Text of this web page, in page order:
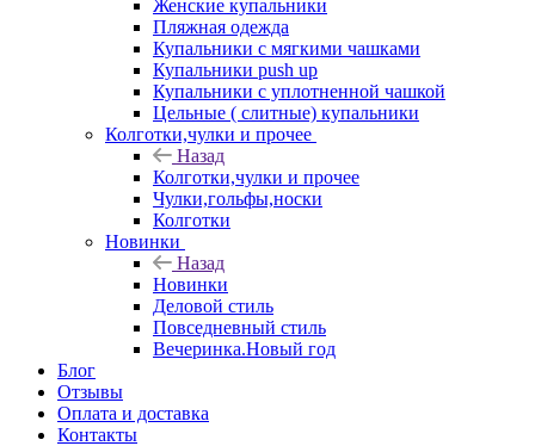
Женские купальники
Пляжная одежда
Купальники с мягкими чашками
Купальники push up
Купальники с уплотненной чашкой
Цельные ( слитные) купальники
Колготки,чулки и прочее
Назад
Колготки,чулки и прочее
Чулки,гольфы,носки
Колготки
Новинки
Назад
Новинки
Деловой стиль
Повседневный стиль
Вечеринка.Новый год
Блог
Отзывы
Оплата и доставка
Контакты